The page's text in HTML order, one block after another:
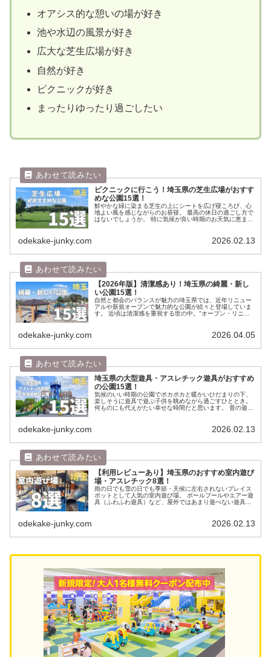
オアシス的な憩いの場が好き
池や水辺の風景が好き
広大な芝生広場が好き
自然が好き
ピクニックが好き
まったりゆったり過ごしたい
ピクニックに行こう！埼玉県の芝生広場がおすす
めな公園15選！
鮮やかな緑に染まる芝生の上にシートを広げ寝ころび、心
地よい風を感じながらのお昼寝。 最高の休日の過ごし方で
はないでしょうか。 特に気候が良い時期のお天気に恵まれ
odekake-junky.com 2026.02.13
【2026年版】清潔感あり！埼玉県の綺麗・新し
い公園15選！
自然と都会のバランスが魅力の埼玉県では、近年リニュー
アルや新規オープンで魅力的な公園が続々と登場していま
す。 近頃は清潔感を重視する世の中。"オープン・リニュ
odekake-junky.com 2026.04.05
埼玉県の大型遊具・アスレチック遊具がおすすめ
の公園15選！
気候のいい時期の公園でポカポカと暖かいひだまりの下、
楽しそうに遊具で遊ぶ子供を眺めながら過ごすひととき。
何ものにも代えがたい幸せな時間だと思います。 昔の遊具
odekake-junky.com 2026.02.13
【利用レビューあり】埼玉県のおすすめ室内遊び
場・アスレチック8選！
雨の日でも雪の日でも季節・天候に左右されないプレイス
ポットとして人気の室内遊び場。 ボールプールやエアー遊
具（ふわふわ遊具）など、屋外ではあまり遊べない遊具が
odekake-junky.com 2026.02.13